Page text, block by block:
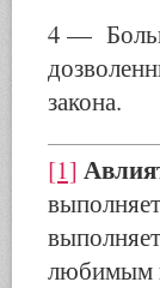
4 —
закона.
[1]
любимым